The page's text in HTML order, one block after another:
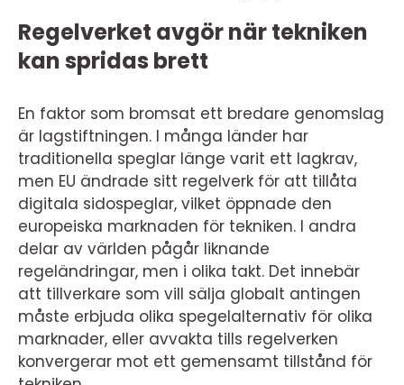
Regelverket avgör när tekniken
kan spridas brett
En faktor som bromsat ett bredare genomslag
är lagstiftningen. I många länder har
traditionella speglar länge varit ett lagkrav,
men EU ändrade sitt regelverk för att tillåta
digitala sidospeglar, vilket öppnade den
europeiska marknaden för tekniken. I andra
delar av världen pågår liknande
regeländringar, men i olika takt. Det innebär
att tillverkare som vill sälja globalt antingen
måste erbjuda olika spegelalternativ för olika
marknader, eller avvakta tills regelverken
konvergerar mot ett gemensamt tillstånd för